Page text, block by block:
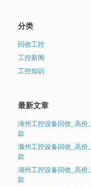
分类
回收工控
工控新闻
工控知识
最新文章
漳州工控设备回收_高
款
滁州工控设备回收_高
款
湖州工控设备回收_高
款